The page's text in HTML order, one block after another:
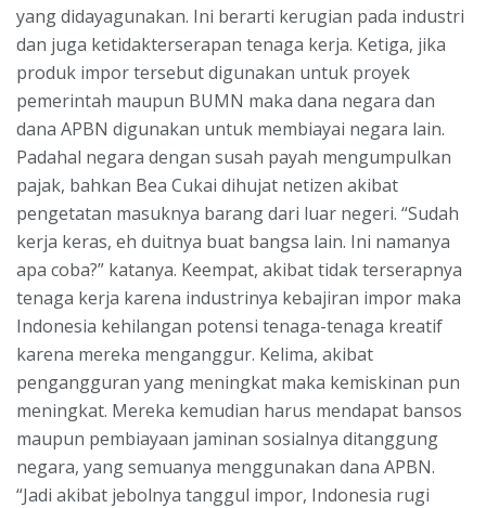
yang didayagunakan. Ini berarti kerugian pada industri
dan juga ketidakterserapan tenaga kerja. Ketiga, jika
produk impor tersebut digunakan untuk proyek
pemerintah maupun BUMN maka dana negara dan
dana APBN digunakan untuk membiayai negara lain.
Padahal negara dengan susah payah mengumpulkan
pajak, bahkan Bea Cukai dihujat netizen akibat
pengetatan masuknya barang dari luar negeri. “Sudah
kerja keras, eh duitnya buat bangsa lain. Ini namanya
apa coba?” katanya. Keempat, akibat tidak terserapnya
tenaga kerja karena industrinya kebajiran impor maka
Indonesia kehilangan potensi tenaga-tenaga kreatif
karena mereka menganggur. Kelima, akibat
pengangguran yang meningkat maka kemiskinan pun
meningkat. Mereka kemudian harus mendapat bansos
maupun pembiayaan jaminan sosialnya ditanggung
negara, yang semuanya menggunakan dana APBN.
“Jadi akibat jebolnya tanggul impor, Indonesia rugi